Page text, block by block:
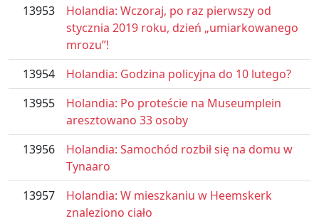
13953
Holandia: Wczoraj, po raz pierwszy od
stycznia 2019 roku, dzień „umiarkowanego
mrozu”!
13954
Holandia: Godzina policyjna do 10 lutego?
13955
Holandia: Po proteście na Museumplein
aresztowano 33 osoby
13956
Holandia: Samochód rozbił się na domu w
Tynaaro
13957
Holandia: W mieszkaniu w Heemskerk
znaleziono ciało